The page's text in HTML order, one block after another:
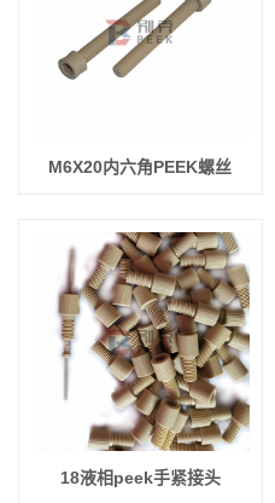
M6X20内六角PEEK螺丝
18液相peek手紧接头